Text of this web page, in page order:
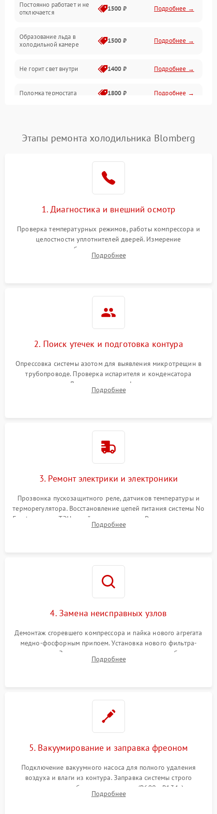
Постоянно работает и не
отключается
1500 ₽ Подробнее →
Образование льда в
холодильной камере
1500 ₽ Подробнее →
Не горит свет внутри 1400 ₽ Подробнее →
Поломка термостата 1800 ₽ Подробнее →
Поломка системы No Frost 2600 ₽ Подробнее →
работе
2000 ₽ Подробнее →
1000 ₽
1800 ₽
Этапы ремонта холодильника Blomberg
1. Диагностика и внешний осмотр
Проверка температурных режимов, работы компрессора и
целостности уплотнителей дверей. Измерение
сопротивления обмоток мотора, проверка термостата и
считывание кодов ошибок с электронного дисплея.
Подробнее
2. Поиск утечек и подготовка контура
Опрессовка системы азотом для выявления микротрещин в
трубопроводе. Проверка испарителя и конденсатора
течеискателем. Демонтаж старого фильтра-осушителя и
продувка капиллярной трубки для устранения засоров.
Подробнее
3. Ремонт электрики и электроники
Прозвонка пускозащитного реле, датчиков температуры и
терморегулятора. Восстановление цепей питания системы No
Frost, включая ТЭН оттайки и вентилятор. Ремонт или замена
платы управления при сбоях алгоритмов.
Подробнее
4. Замена неисправных узлов
Демонтаж сгоревшего компрессора и пайка нового агрегата
медно-фосфорным припоем. Установка нового фильтра-
осушителя. Замена изношенных вентиляторов обдува,
сломанных заслонок или поврежденных дверных петель.
Подробнее
5. Вакуумирование и заправка фреоном
Подключение вакуумного насоса для полного удаления
воздуха и влаги из контура. Заправка системы строго
дозированным объемом хладагента (R600a, R134a) по
электронным весам. Контроль рабочего давления в системе.
Подробнее